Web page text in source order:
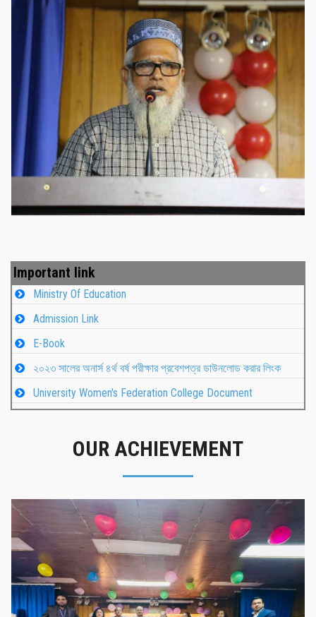
নবীনবরণ - ২০২৫
Important link
Ministry Of Education
Admission Link
E-Book
২০২৩ সালের অনার্স ৪র্থ বর্ষ পরীক্ষার প্রবেশপত্র ডাউনলোড করার লিংক
University Women's Federation College Document
OUR ACHIEVEMENT